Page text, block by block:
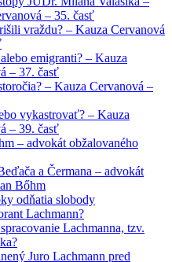
– 35. časť
vraždu? – Kauza Cervanová
emigranti? – Kauza
– 37. časť
– Kauza Cervanová –
vykastrovať? – Kauza
– 39. časť
– advokát obžalovaného
a Čermana – advokát
Bőhm
odňatia slobody
Lachmann?
Lachmanna, tzv.
Juro Lachmann pred